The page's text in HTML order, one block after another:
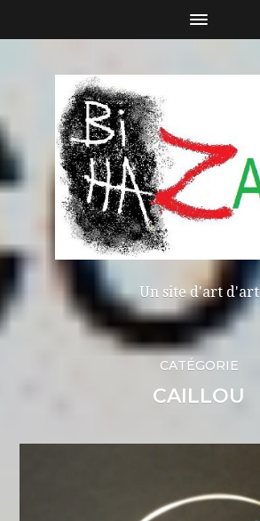
Un site d'art d'art
CATÉGORIE
CAILLOU